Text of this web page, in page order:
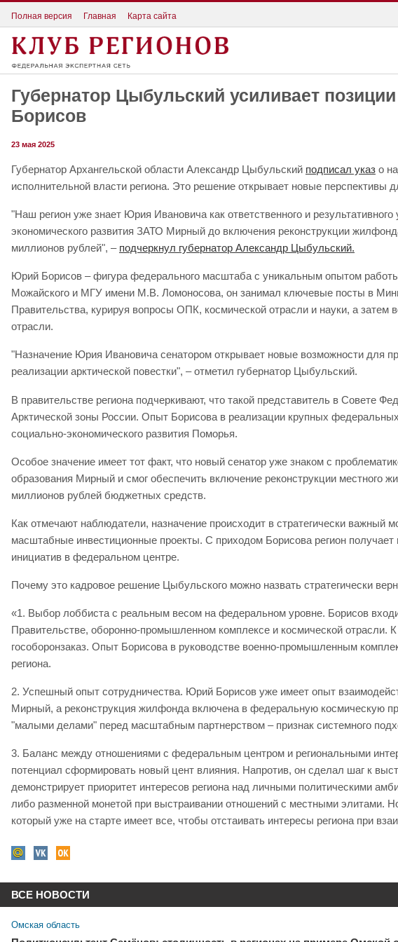
Полная версия Главная Карта сайта
Губернатор Цыбульский усиливает
Борисов
23 мая 2025
Губернатор Архангельской области Александр Цыбульский подписал указ о
исполнительной власти региона. Это решение открывает новые
"Наш регион уже знает Юрия Ивановича как ответственного и
экономического развития ЗАТО Мирный до включения реконструкции
миллионов рублей", – подчеркнул губернатор Александр Цыбульский.
Юрий Борисов – фигура федерального масштаба с уникальным опытом
Можайского и МГУ имени М.В. Ломоносова, он занимал ключевые посты в
Правительства, курируя вопросы ОПК, космической отрасли и науки, а затем
отрасли.
"Назначение Юрия Ивановича сенатором открывает новые возможности для
реализации арктической повестки", – отметил губернатор Цыбульский.
В правительстве региона подчеркивают, что такой представитель в Совете
Арктической зоны России. Опыт Борисова в реализации крупных
социально-экономического развития Поморья.
Особое значение имеет тот факт, что новый сенатор уже знаком с
образования Мирный и смог обеспечить включение реконструкции
миллионов рублей бюджетных средств.
Как отмечают наблюдатели, назначение происходит в стратегически важный
масштабные инвестиционные проекты. С приходом Борисова регион
инициатив в федеральном центре.
Почему это кадровое решение Цыбульского можно назвать стратегически
«1. Выбор лоббиста с реальным весом на федеральном уровне. Борисов
Правительстве, оборонно-промышленном комплексе и космической отрасли.
гособоронзаказ. Опыт Борисова в руководстве военно-промышленным
региона.
2. Успешный опыт сотрудничества. Юрий Борисов уже имеет опыт
Мирный, а реконструкция жилфонда включена в федеральную космическую
"малыми делами" перед масштабным партнерством – признак системного
3. Баланс между отношениями с федеральным центром и региональными
потенциал сформировать новый цент влияния. Напротив, он сделал шаг к
демонстрирует приоритет интересов региона над личными политическими
либо разменной монетой при выстраивании отношений с местными элитами.
который уже на старте имеет все, чтобы отстаивать интересы региона при
ВСЕ НОВОСТИ
Омская область